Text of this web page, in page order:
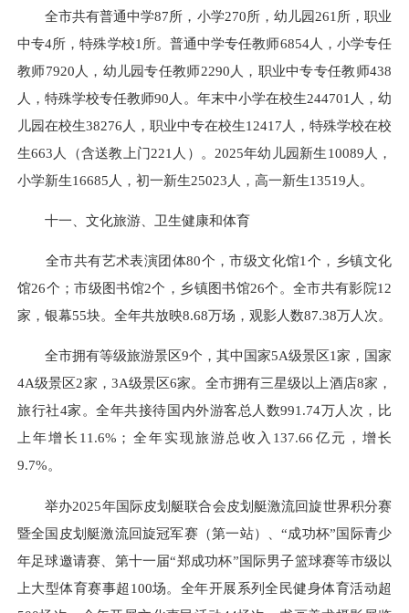
全市共有普通中学87所，小学270所，幼儿园261所，职业
中专4所，特殊学校1所。普通中学专任教师6854人，小学专任
教师7920人，幼儿园专任教师2290人，职业中专专任教师438
人，特殊学校专任教师90人。年末中小学在校生244701人，幼
儿园在校生38276人，职业中专在校生12417人，特殊学校在校
生663人（含送教上门221人）。2025年幼儿园新生10089人，
小学新生16685人，初一新生25023人，高一新生13519人。
十一、文化旅游、卫生健康和体育
全市共有艺术表演团体80个，市级文化馆1个，乡镇文化
馆26个；市级图书馆2个，乡镇图书馆26个。全市共有影院12
家，银幕55块。全年共放映8.68万场，观影人数87.38万人次。
全市拥有等级旅游景区9个，其中国家5A级景区1家，国家
4A级景区2家，3A级景区6家。全市拥有三星级以上酒店8家，
旅行社4家。全年共接待国内外游客总人数991.74万人次，比
上年增长11.6%；全年实现旅游总收入137.66亿元，增长
9.7%。
举办2025年国际皮划艇联合会皮划艇激流回旋世界积分赛
暨全国皮划艇激流回旋冠军赛（第一站）、“成功杯”国际青少
年足球邀请赛、第十一届“郑成功杯”国际男子篮球赛等市级以
上大型体育赛事超100场。全年开展系列全民健身体育活动超